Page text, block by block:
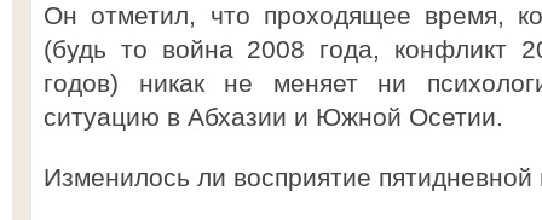
Он отметил, что проходящее время,
(будь то война 2008 года, конфликт
годов) никак не меняет ни
ситуацию в Абхазии и Южной Осетии.
Изменилось ли восприятие